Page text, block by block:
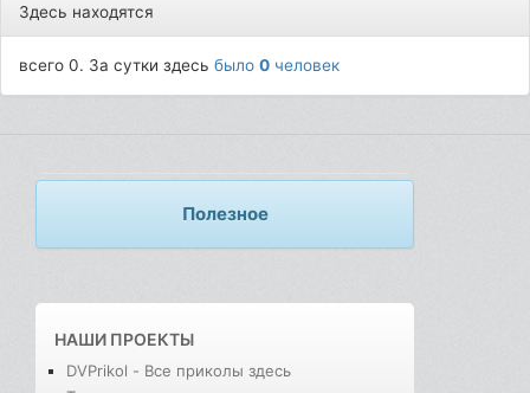
Здесь находятся
всего 0. За сутки здесьбыло0 человек
Полезное
НАШИ ПРОЕКТЫ
DVPrikol - Все приколы здесь